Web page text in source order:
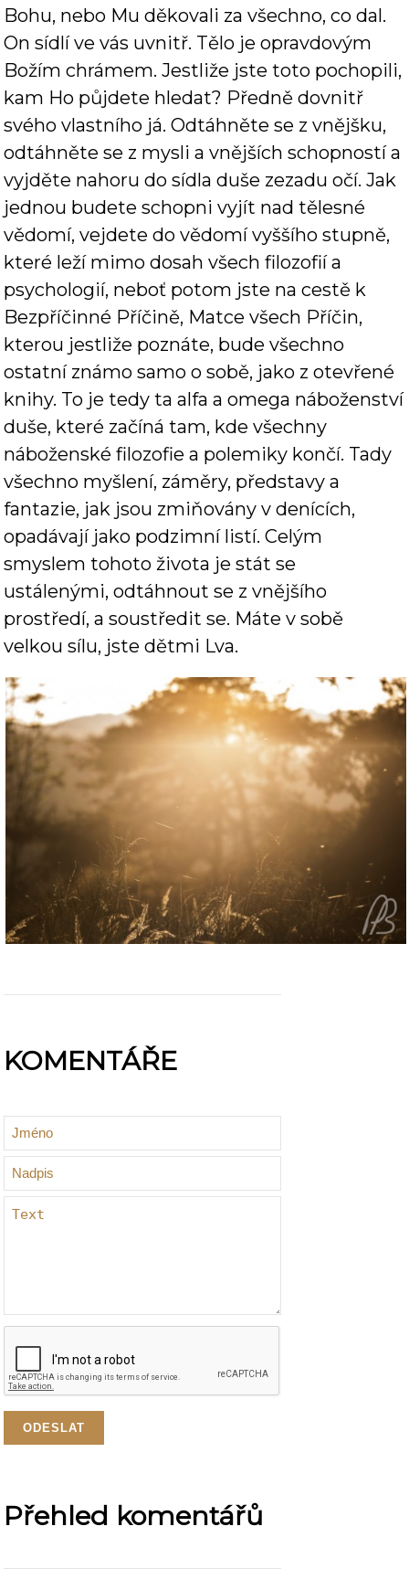
Bohu, nebo Mu děkovali za všechno, co dal.
On sídlí ve vás uvnitř. Tělo je opravdovým
Božím chrámem. Jestliže jste toto pochopili,
kam Ho půjdete hledat? Předně dovnitř
svého vlastního já. Odtáhněte se z vnějšku,
odtáhněte se z mysli a vnějších schopností a
vyjděte nahoru do sídla duše zezadu očí. Jak
jednou budete schopni vyjít nad tělesné
vědomí, vejdete do vědomí vyššího stupně,
které leží mimo dosah všech filozofií a
psychologií, neboť potom jste na cestě k
Bezpříčinné Příčině, Matce všech Příčin,
kterou jestliže poznáte, bude všechno
ostatní známo samo o sobě, jako z otevřené
knihy. To je tedy ta alfa a omega náboženství
duše, které začíná tam, kde všechny
náboženské filozofie a polemiky končí. Tady
všechno myšlení, záměry, představy a
fantazie, jak jsou zmiňovány v denících,
opadávají jako podzimní listí. Celým
smyslem tohoto života je stát se
ustálenými, odtáhnout se z vnějšího
prostředí, a soustředit se. Máte v sobě
velkou sílu, jste dětmi Lva.
KOMENTÁŘE
Přehled komentářů